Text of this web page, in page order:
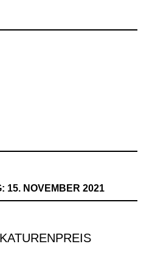
15. NOVEMBER 2021